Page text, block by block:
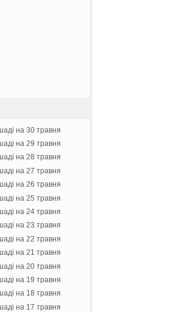
на 30 травня
на 29 травня
на 28 травня
на 27 травня
на 26 травня
на 25 травня
на 24 травня
на 23 травня
на 22 травня
на 21 травня
на 20 травня
на 19 травня
на 18 травня
на 17 травня